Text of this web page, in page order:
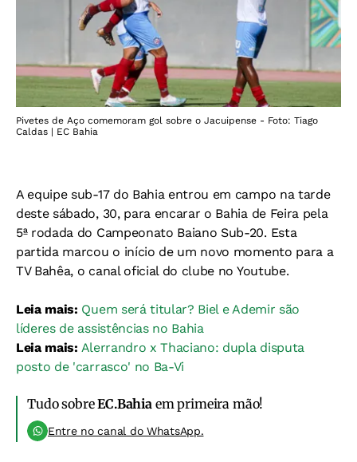
Pivetes de Aço comemoram gol sobre o Jacuipense - Foto: Tiago
Caldas | EC Bahia
A equipe sub-17 do Bahia entrou em campo na tarde
deste sábado, 30, para encarar o Bahia de Feira pela
5ª rodada do Campeonato Baiano Sub-20. Esta
partida marcou o início de um novo momento para a
TV Bahêa, o canal oficial do clube no Youtube.
Leia mais: Quem será titular? Biel e Ademir são
líderes de assistências no Bahia
Leia mais: Alerrandro x Thaciano: dupla disputa
posto de 'carrasco' no Ba-Vi
Tudo sobreEC.Bahiaem primeira mão!
Entre no canal do WhatsApp.